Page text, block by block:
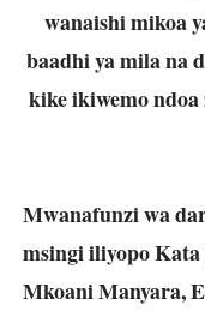
wanaishi mikoa
baadhi ya mila na
kike ikiwemo
Mwanafunzi wa
msingi iliyopo
Mkoani Manyara,